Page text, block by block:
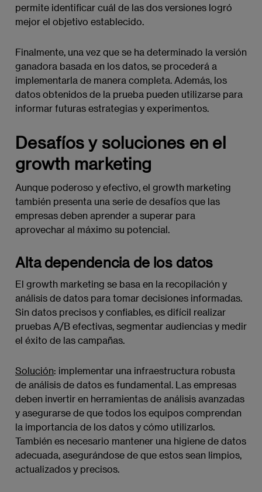
permite identificar cuál de las dos versiones logró
mejor el objetivo establecido.
Finalmente, una vez que se ha determinado la versión
ganadora basada en los datos, se procederá a
implementarla de manera completa. Además, los
datos obtenidos de la prueba pueden utilizarse para
informar futuras estrategias y experimentos.
Desafíos y soluciones en el
growth marketing
Aunque poderoso y efectivo, el growth marketing
también presenta una serie de desafíos que las
empresas deben aprender a superar para
aprovechar al máximo su potencial.
Alta dependencia de los datos
El growth marketing se basa en la recopilación y
análisis de datos para tomar decisiones informadas.
Sin datos precisos y confiables, es difícil realizar
pruebas A/B efectivas, segmentar audiencias y medir
el éxito de las campañas.
Solución: implementar una infraestructura robusta
de análisis de datos es fundamental. Las empresas
deben invertir en herramientas de análisis avanzadas
y asegurarse de que todos los equipos comprendan
la importancia de los datos y cómo utilizarlos.
También es necesario mantener una higiene de datos
adecuada, asegurándose de que estos sean limpios,
actualizados y precisos.